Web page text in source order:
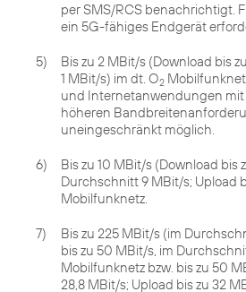
per SMS/RCS benachrichtigt.
ein 5G-fähiges Endgerät
5)
Bis zu 2 MBit/s (Download bis
1 MBit/s) im dt. O2
und Internetanwendungen
höheren
uneingeschränkt möglich.
6)
Bis zu 10 MBit/s (Download bis
Durchschnitt 9 MBit/s; Upload
Mobilfunknetz.
7)
Bis zu 225 MBit/s (im
bis zu 50 MBit/s, im
Mobilfunknetz bzw. bis zu 50
28,8 MBit/s; Upload bis zu 32